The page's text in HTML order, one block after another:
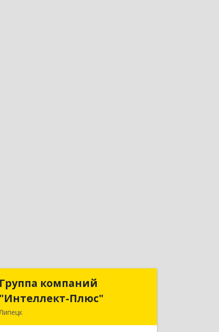
Группа компаний
"Интеллект-Плюс"
Группа компаний
"Интеллект-Плюс"